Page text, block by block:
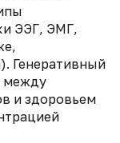
ЭЭГ, ЭМГ,
Генеративный
между
и здоровьем